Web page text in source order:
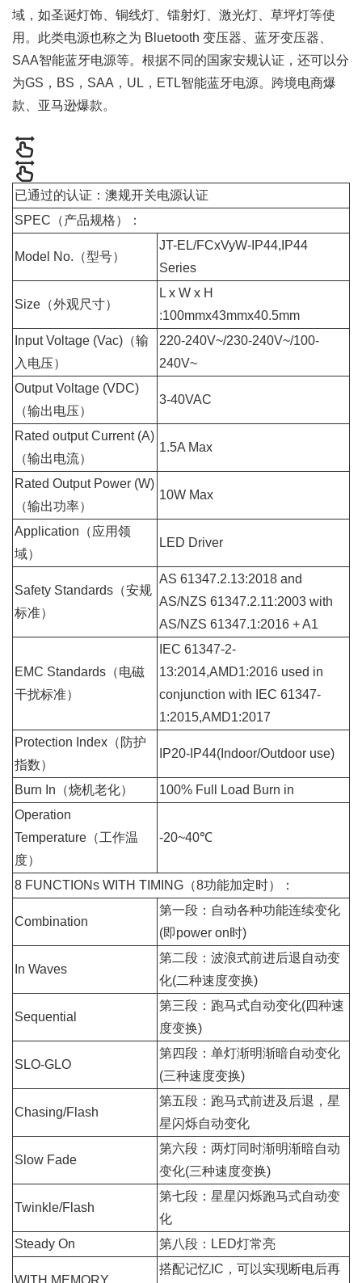
域，如圣诞灯饰、铜线灯、镭射灯、激光灯、草坪灯等使
用。此类电源也称之为 Bluetooth 变压器、蓝牙变压器、
SAA智能蓝牙电源等。根据不同的国家安规认证，还可以分
为GS，BS，SAA，UL，ETL智能蓝牙电源。跨境电商爆
款、亚马逊爆款。
已通过的认证：澳规开关电源认证
SPEC（产品规格）：
Model No.（型号）
JT-EL/FCxVyW-IP44,IP44
Series
Size（外观尺寸）
L x W x H
:100mmx43mmx40.5mm
Input Voltage (Vac)（输
入电压）
220-240V~/230-240V~/100-
240V~
Output Voltage (VDC)
（输出电压）
3-40VAC
Rated output Current (A)
（输出电流）
1.5A Max
Rated Output Power (W)
（输出功率）
10W Max
Application（应用领
域）
LED Driver
Safety Standards（安规
标准）
AS 61347.2.13:2018 and
AS/NZS 61347.2.11:2003 with
AS/NZS 61347.1:2016 + A1
EMC Standards（电磁
干扰标准）
IEC 61347-2-
13:2014,AMD1:2016 used in
conjunction with IEC 61347-
1:2015,AMD1:2017
Protection Index（防护
指数）
IP20-IP44(Indoor/Outdoor use)
Burn In（烧机老化）
100% Full Load Burn in
Operation
Temperature（工作温
度）
-20~40℃
8 FUNCTIONs WITH TIMING（8功能加定时）：
Combination
第一段：自动各种功能连续变化
(即power on时)
In Waves
第二段：波浪式前进后退自动变
化(二种速度变换)
Sequential
第三段：跑马式自动变化(四种速
度变换)
SLO-GLO
第四段：单灯渐明渐暗自动变化
(三种速度变换)
Chasing/Flash
第五段：跑马式前进及后退，星
星闪烁自动变化
Slow Fade
第六段：两灯同时渐明渐暗自动
变化(三种速度变换)
Twinkle/Flash
第七段：星星闪烁跑马式自动变
化
Steady On
第八段：LED灯常亮
WITH MEMORY
搭配记忆IC，可以实现断电后再